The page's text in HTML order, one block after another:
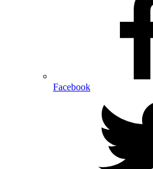
Facebook